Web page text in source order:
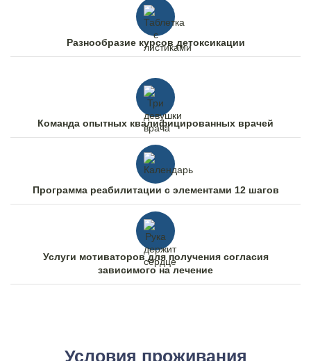
Разнообразие курсов детоксикации
Команда опытных квалифицированных врачей
Программа реабилитации c элементами 12 шагов
Услуги мотиваторов для получения согласия
зависимого на лечение
Условия проживания